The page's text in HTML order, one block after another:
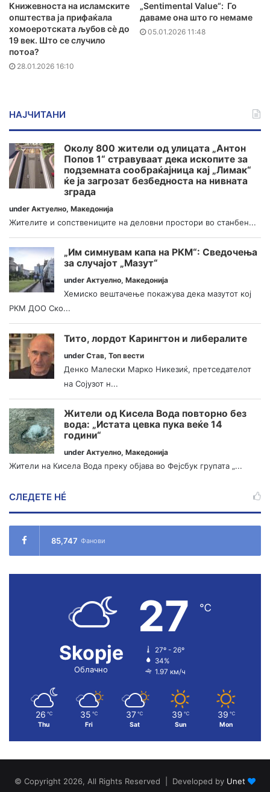
Книжевноста на исламските
општества ја прифаќала
хомоеротската љубов сè до
19 век. Што се случило
потоа?
28.01.2026 16:10
„Sentimental Value“: Го
даваме она што го немаме
05.01.2026 11:48
НАЈЧИТАНИ
Околу 800 жители од улицата „Антон
Попов 1“ стравуваат дека ископите за
подземната сообраќајница кај „Лимак“
ќе ја загрозат безбедноста на нивната
зграда
under Актуелно, Македонија
Жителите и сопствениците на деловни простори во станбен...
„Им симнувам капа на РКМ“: Сведочења
за случајот „Мазут“
under Актуелно, Македонија
Хемиско вештачење покажува дека мазутот кој
РКМ ДОО Ско...
Тито, лордот Карингтон и либералите
under Став, Топ вести
Денко Малески Марко Никезиќ, претседателот
на Сојузот н...
Жители од Кисела Вода повторно без
вода: „Истата цевка пука веќе 14
години“
under Актуелно, Македонија
Жители на Кисела Вода преку објава во Фејсбук групата „...
СЛЕДЕТЕ НÉ
85,747 Фанови
Skopje
Облачно
27 ℃
27º - 26º
34%
1.97 км/ч
26 ℃
Thu
35 ℃
Fri
37 ℃
Sat
39 ℃
Sun
39 ℃
Mon
© Copyright 2026, All Rights Reserved | Developed by Unet